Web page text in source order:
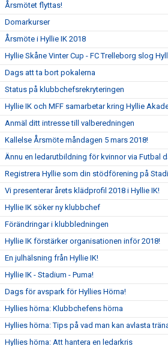
Årsmötet flyttas!
Domarkurser
Årsmöte i Hyllie IK 2018
Hyllie Skåne Vinter Cup - FC Trelleborg slog
Dags att ta bort pokalerna
Status på klubbchefsrekryteringen
Hyllie IK och MFF samarbetar kring Hyllie
Anmäl ditt intresse till valberedningen
Kallelse Årsmöte måndagen 5 mars 2018!
Ännu en ledarutbildning för kvinnor via Futbal
Registrera Hyllie som din stödförening på
Vi presenterar årets klädprofil 2018 i Hyllie IK!
Hyllie IK söker ny klubbchef
Förändringar i klubbledningen
Hyllie IK förstärker organisationen inför 2018!
En julhälsning från Hyllie IK!
Hyllie IK - Stadium - Puma!
Dags för avspark för Hyllies Hörna!
Hyllies hörna: Klubbchefens hörna
Hyllies hörna: Tips på vad man kan avlasta
Hyllies hörna: Att hantera en ledarkris